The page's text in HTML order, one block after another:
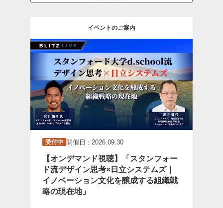
イベントのご案内
受付中 開催日 : 2026.09.30
【オンデマンド視聴】「スタンフォー
ド流デザイン思考×日立システムズ｜
イノベーション文化を醸成する組織戦
略の現在地」